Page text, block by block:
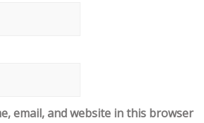
email, and website in this browser